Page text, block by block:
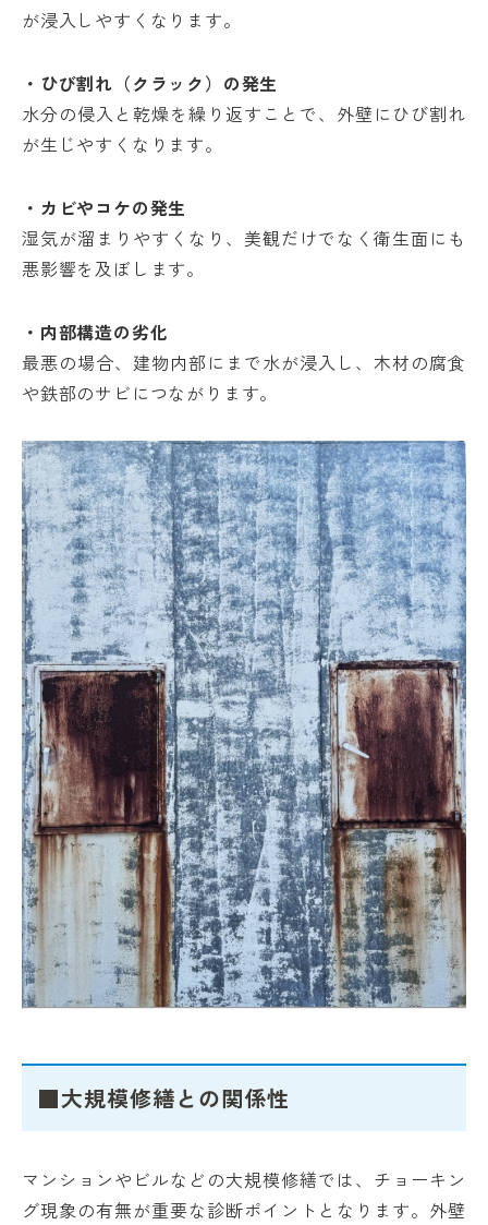
が浸入しやすくなります。
・ひび割れ（クラック）の発生
水分の侵入と乾燥を繰り返すことで、外壁にひび割れ
が生じやすくなります。
・カビやコケの発生
湿気が溜まりやすくなり、美観だけでなく衛生面にも
悪影響を及ぼします。
・内部構造の劣化
最悪の場合、建物内部にまで水が浸入し、木材の腐食
や鉄部のサビにつながります。
■大規模修繕との関係性
マンションやビルなどの大規模修繕では、チョーキン
グ現象の有無が重要な診断ポイントとなります。外壁